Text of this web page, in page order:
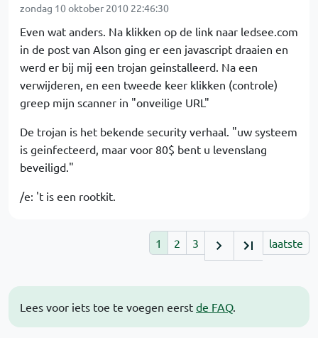
Lees voor iets toe te voegen eerst de FAQ.
zondag 10 oktober 2010 22:46:30
Even wat anders. Na klikken op de link naar ledsee.com
in de post van Alson ging er een javascript draaien en
werd er bij mij een trojan geinstalleerd. Na een
verwijderen, en een tweede keer klikken (controle)
greep mijn scanner in "onveilige URL"
De trojan is het bekende security verhaal. "uw systeem
is geinfecteerd, maar voor 80$ bent u levenslang
beveiligd."
/e: 't is een rootkit.
1 2 3 laatste